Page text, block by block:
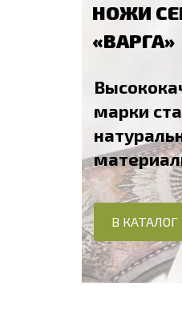
НОЖИ
«ВАРГА»
марки
В КАТАЛОГ